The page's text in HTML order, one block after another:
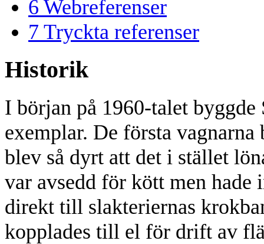
6 Webreferenser
7 Tryckta referenser
Historik
I början på 1960-talet
exemplar. De första
blev så dyrt att det i stället
var avsedd för kött men hade
direkt till slakteriernas
kopplades till el för drift av